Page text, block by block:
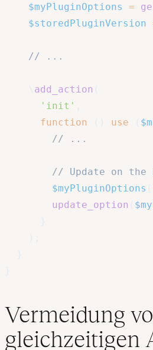
$myPluginOptions
=
$storedPluginVersion
// ...
add_action
'init'
function
use
// ...
// Update on the
$myPluginOptions
update_option
Vermeidung
gleichzeitigen